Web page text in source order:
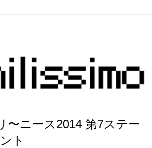
〜ニース2014 第7ステー
ト